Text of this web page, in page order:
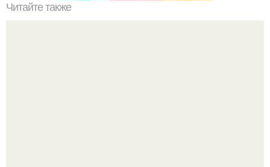
Читайте также